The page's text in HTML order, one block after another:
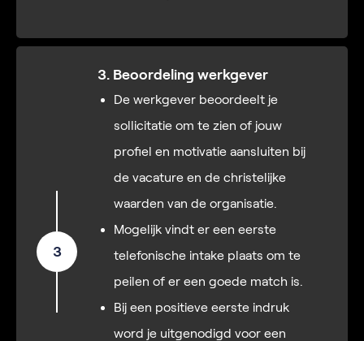
3
3. Beoordeling werkgever
De werkgever beoordeelt je
sollicitatie om te zien of jouw
profiel en motivatie aansluiten bij
de vacature en de christelijke
waarden van de organisatie.
Mogelijk vindt er een eerste
telefonische intake plaats om te
peilen of er een goede match is.
Bij een positieve eerste indruk
word je uitgenodigd voor een